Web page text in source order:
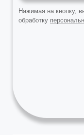
Нажимая на кнопку,
обработку